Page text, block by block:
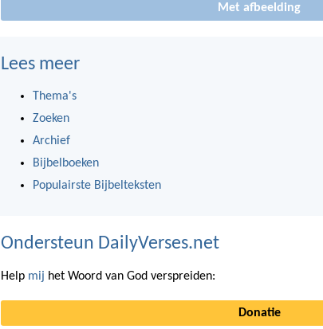
Met afbeelding
Lees meer
Thema's
Zoeken
Archief
Bijbelboeken
Populairste Bijbelteksten
Ondersteun DailyVerses.net
Help mij het Woord van God verspreiden:
Donatie